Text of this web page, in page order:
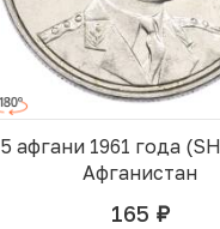
5 афгани 1961 года
Афганистан
165 руб.